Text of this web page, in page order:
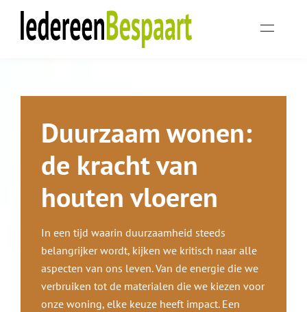
Duurzaam wonen:
de kracht van
houten vloeren
In een tijd waarin duurzaamheid steeds
belangrijker wordt, kijken we kritisch naar alle
aspecten van ons leven. Van de energie die we
verbruiken tot de materialen die we kiezen voor
onze woning, elke keuze heeft impact. Een